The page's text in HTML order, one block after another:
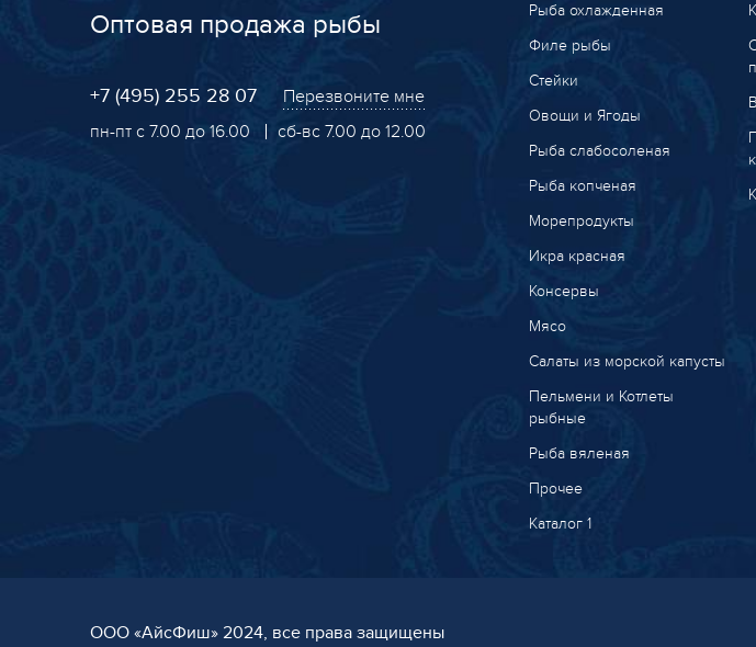
Оптовая продажа рыбы
+7 (495) 255 28 07
Перезвоните мне
пн-пт с 7.00 до 16.00
сб-вс 7.00 до 12.00
Рыба охлажденная
Филе рыбы
Стейки
Овощи и Ягоды
Рыба слабосоленая
Рыба копченая
Морепродукты
Икра красная
Консервы
Мясо
Салаты из морской капусты
Пельмени и Котлеты
рыбные
Рыба вяленая
Прочее
Каталог 1
ООО «AйсФиш» 2024, все права защищены